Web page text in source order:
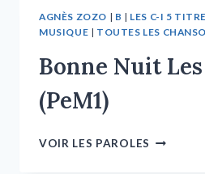
AGNÈS ZOZO | B | LES C-I 5
MUSIQUE | TOUTES LES
Bonne Nuit
(PeM1)
VOIR LES PAROLES